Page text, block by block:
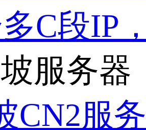
C段IP
服务器
CN2服